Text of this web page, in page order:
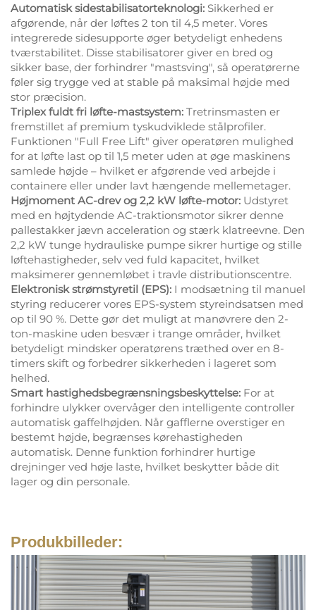
Automatisk sidestabilisatorteknologi: Sikkerhed er
afgørende, når der løftes 2 ton til 4,5 meter. Vores
integrerede sidesupporte øger betydeligt enhedens
tværstabilitet. Disse stabilisatorer giver en bred og
sikker base, der forhindrer "mastsving", så operatørerne
føler sig trygge ved at stable på maksimal højde med
stor præcision.
Triplex fuldt fri løfte-mastsystem: Tretrinsmasten er
fremstillet af premium tyskudviklede stålprofiler.
Funktionen "Full Free Lift" giver operatøren mulighed
for at løfte last op til 1,5 meter uden at øge maskinens
samlede højde – hvilket er afgørende ved arbejde i
containere eller under lavt hængende mellemetager.
Højmoment AC-drev og 2,2 kW løfte-motor: Udstyret
med en højtydende AC-traktionsmotor sikrer denne
pallestakker jævn acceleration og stærk klatreevne. Den
2,2 kW tunge hydrauliske pumpe sikrer hurtige og stille
løftehastigheder, selv ved fuld kapacitet, hvilket
maksimerer gennemløbet i travle distributionscentre.
Elektronisk strømstyretil (EPS): I modsætning til manuel
styring reducerer vores EPS-system styreindsatsen med
op til 90 %. Dette gør det muligt at manøvrere den 2-
ton-maskine uden besvær i trange områder, hvilket
betydeligt mindsker operatørens træthed over en 8-
timers skift og forbedrer sikkerheden i lageret som
helhed.
Smart hastighedsbegrænsningsbeskyttelse: For at
forhindre ulykker overvåger den intelligente controller
automatisk gaffelhøjden. Når gafflerne overstiger en
bestemt højde, begrænses kørehastigheden
automatisk. Denne funktion forhindrer hurtige
drejninger ved høje laste, hvilket beskytter både dit
lager og din personale.
Produkbilleder: